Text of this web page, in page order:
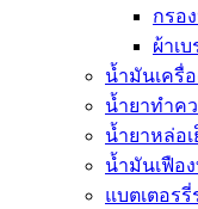
กรอ
ผ้าเบ
น้ำมันเครื่อ
น้ำยาทำค
น้ำยาหล่อ
น้ำมันเฟือ
แบตเตอร